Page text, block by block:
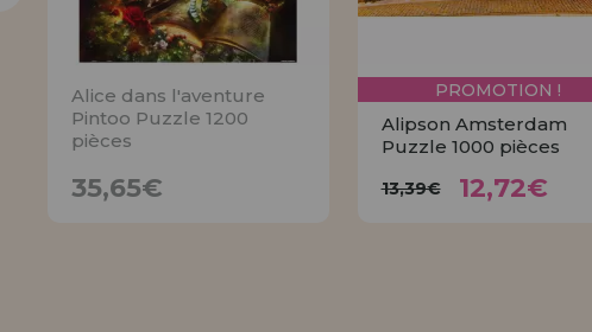
Alice dans l'aventure
Pintoo Puzzle 1200
pièces
35,65€
PROMOTION !
Alipson Amsterdam
Puzzle 1000 pièces
13,39€ 12,72€